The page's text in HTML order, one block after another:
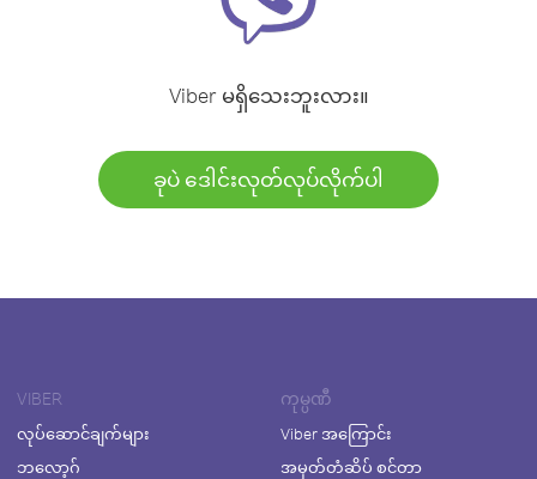
Viber မရှိသေးဘူးလား။
ခုပဲ ဒေါင်းလုတ်လုပ်လိုက်ပါ
VIBER
လုပ်ဆောင်ချက်များ
ဘလော့ဂ်
ကုမ္ပဏီ
Viber အကြောင်း
အမှတ်တံဆိပ် စင်တာ